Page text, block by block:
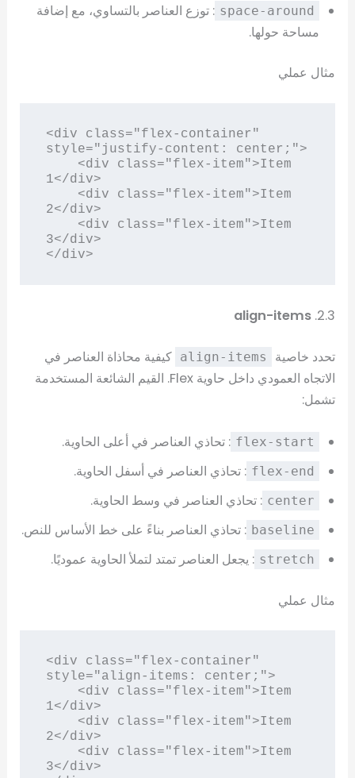
space-around : توزع العناصر بالتساوي، مع إضافة
مساحة حولها.
مثال عملي
<div class="flex-container"
style="justify-content: center;">
1</div>
2</div>
3</div>
</div>
2.3.
align-items
تحدد خاصية align-items كيفية محاذاة العناصر في
الاتجاه العمودي داخل حاوية Flex. القيم الشائعة المستخدمة
تشمل:
flex-start : تحاذي العناصر في أعلى الحاوية.
flex-end : تحاذي العناصر في أسفل الحاوية.
center : تحاذي العناصر في وسط الحاوية.
baseline : تحاذي العناصر بناءً على خط الأساس للنص.
stretch : يجعل العناصر تمتد لتملأ الحاوية عموديًا.
مثال عملي
<div class="flex-container"
style="align-items: center;">
1</div>
2</div>
3</div>